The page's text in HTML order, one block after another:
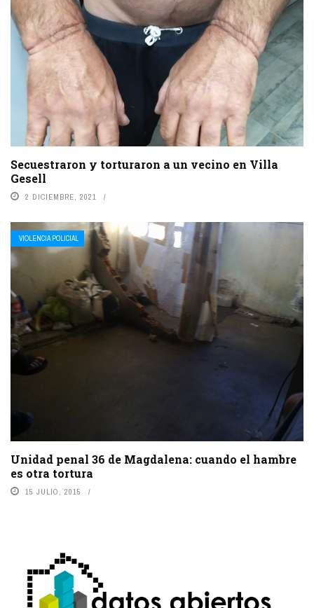
Secuestraron y torturaron a un vecino en Villa
Gesell
2 DICIEMBRE, 2021
VIOLENCIA POLICIAL
Unidad penal 36 de Magdalena: cuando el hambre
es otra tortura
15 JULIO, 2015